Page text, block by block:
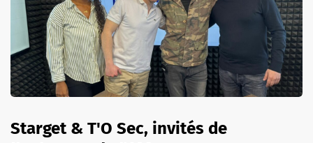
Starget & T'O Sec, invités de